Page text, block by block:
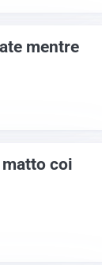
mentre
coi